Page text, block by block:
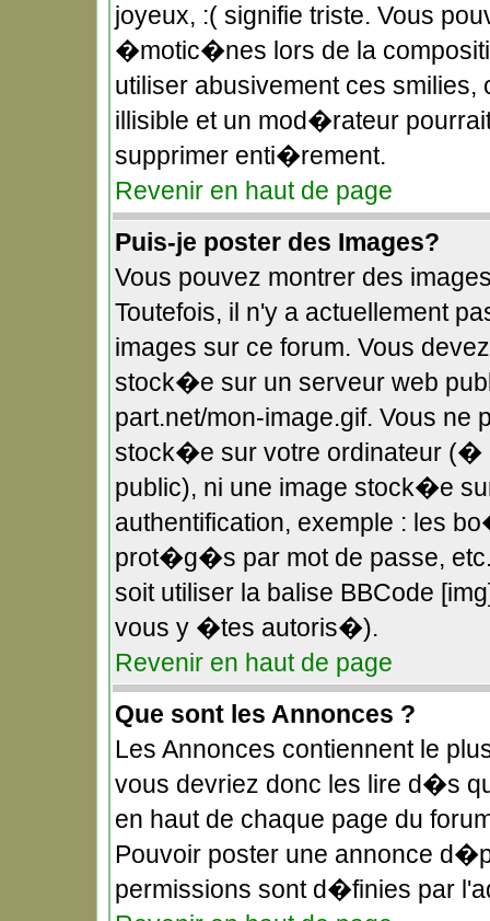
joyeux, :( signifie triste. Vous
�motic�nes lors de la
utiliser abusivement ces
illisible et un mod�rateur
supprimer enti�rement.
Revenir en haut de page
Puis-je poster des Images?
Vous pouvez montrer des
Toutefois, il n'y a actuellement
images sur ce forum. Vous
stock�e sur un serveur web
part.net/mon-image.gif. Vous
stock�e sur votre ordinateur (�
public), ni une image stock�e
authentification, exemple : les
prot�g�s par mot de passe,
soit utiliser la balise BBCode
vous y �tes autoris�).
Revenir en haut de page
Que sont les Annonces ?
Les Annonces contiennent le
vous devriez donc les lire d�s
en haut de chaque page du
Pouvoir poster une annonce
permissions sont d�finies par